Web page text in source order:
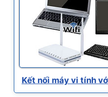
Kết nối máy vi tính